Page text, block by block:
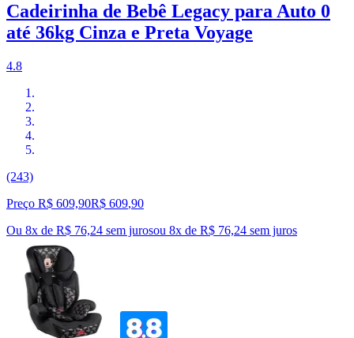
Cadeirinha de Bebê Legacy para Auto 0
até 36kg Cinza e Preta Voyage
4.8
(243)
Preço R$ 609,90R$ 609,90
Ou 8x de R$ 76,24 sem jurosou 8x de R$ 76,24 sem juros